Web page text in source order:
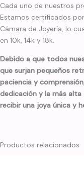
Cada uno de nuestros
Estamos certificados
Cámara de Joyería, lo
en 10k, 14k y 18k.
Debido a que todos
que surjan pequeños
paciencia y
dedicación y la más alta
recibir una joya única y
Productos relacionados